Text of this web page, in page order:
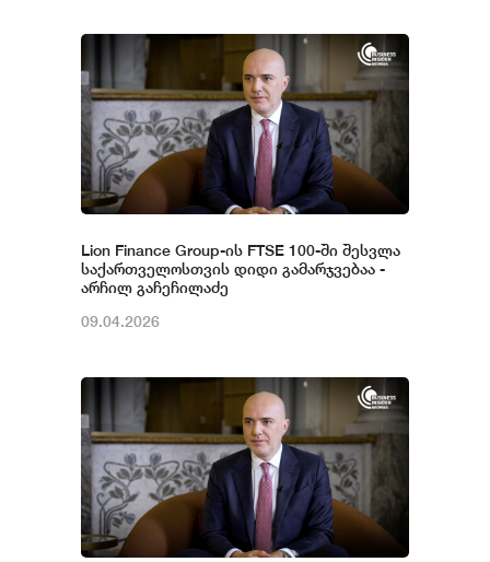
Lion Finance Group-ის FTSE 100-ში შესვლა
საქართველოსთვის დიდი გამარჯვებაა -
არჩილ გაჩეჩილაძე
09.04.2026